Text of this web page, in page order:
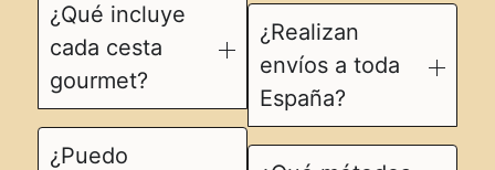
¿Qué incluye
cada cesta
gourmet?
¿Puedo
¿Realizan
envíos a toda
España?